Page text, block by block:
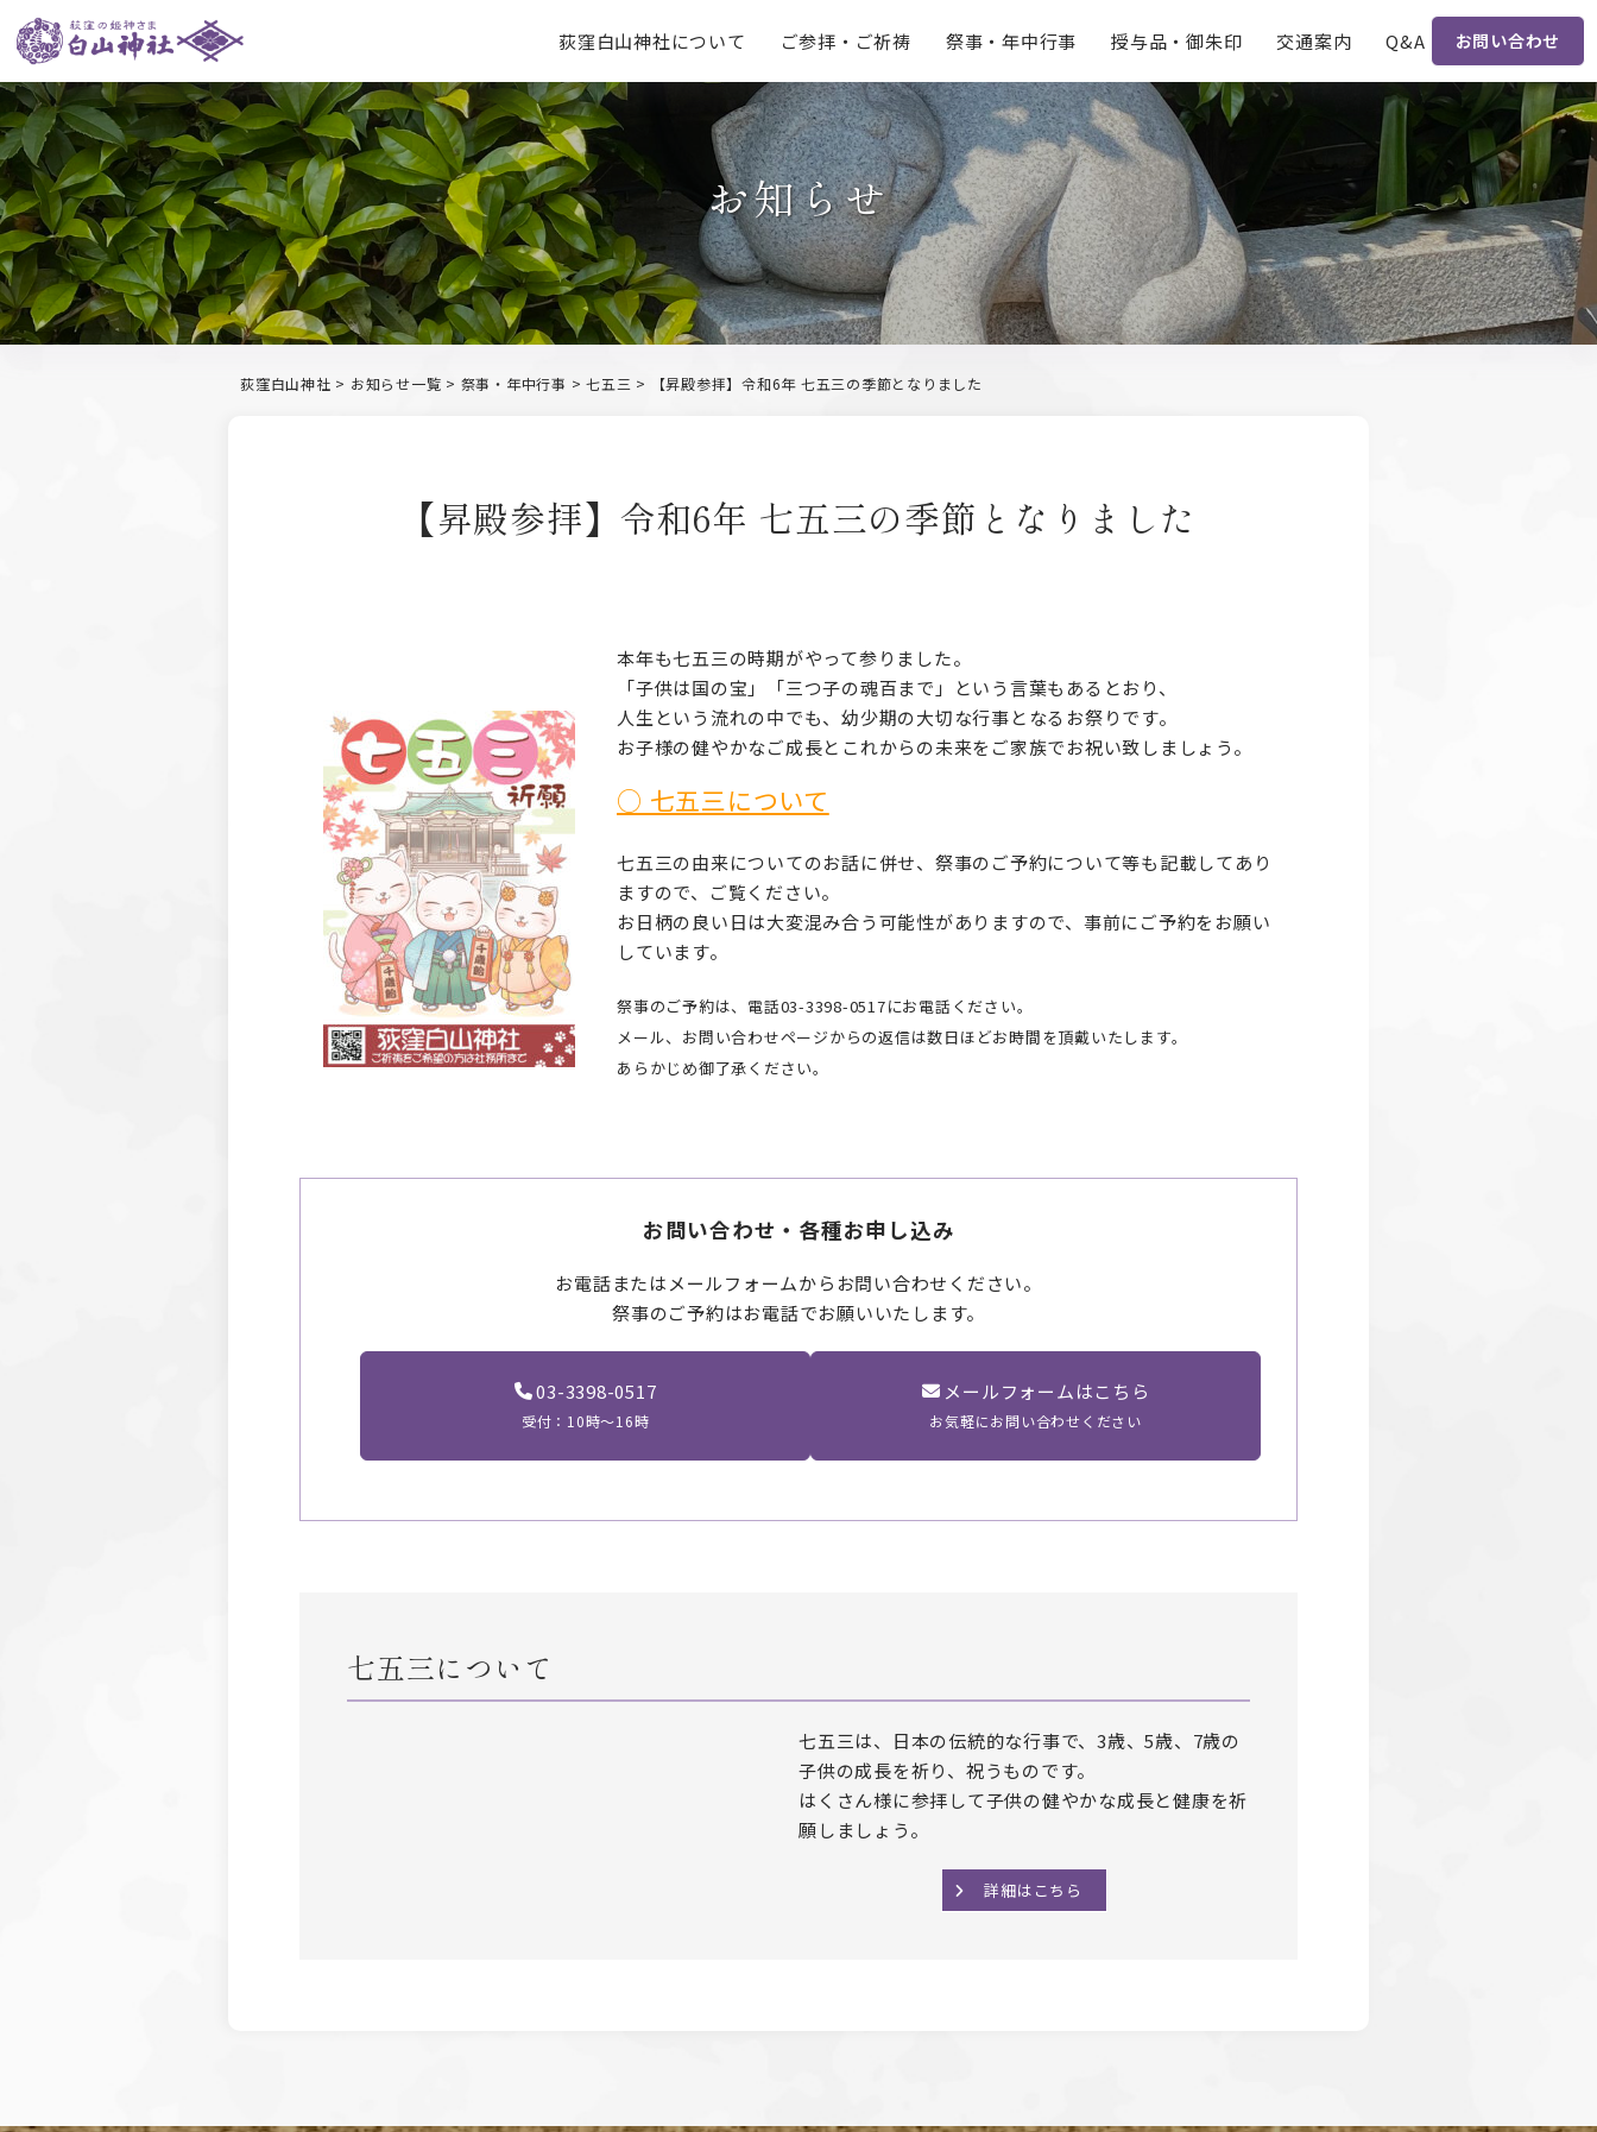
荻窪白山神社について ご参拝・ ご祈祷 祭事・ 年中行事 授与品・ 御朱印 交通案内 Q&A お問い合わせ
お知らせ
荻窪白山神社 > お知らせ一覧 > 祭事・年中行事 > 七五三 > 【昇殿参拝】令和6年 七五三の季節となりました
【昇殿参拝】令和6年 七五三の季節となりました
本年も七五三の時期がやって参りました。
「子供は国の宝」「三つ子の魂百まで」という言葉もあるとおり、
人生という流れの中でも、幼少期の大切な行事となるお祭りです。
お子様の健やかなご成長とこれからの未来をご家族でお祝い致しましょう。
○ 七五三について
七五三の由来についてのお話に併せ、祭事のご予約について等も記載してあり
ますので、ご覧ください。
お日柄の良い日は大変混み合う可能性がありますので、事前にご予約をお願い
しています。
祭事のご予約は、電話03-3398-0517にお電話ください。
メール、お問い合わせページからの返信は数日ほどお時間を頂戴いたします。
あらかじめ御了承ください。
お問い合わせ・各種お申し込み
お電話またはメールフォームからお問い合わせください。
祭事のご予約はお電話でお願いいたします。
03-3398-0517
受付：10時〜16時
メールフォームはこちら
お気軽にお問い合わせください
七五三について
七五三は、日本の伝統的な行事で、3歳、5歳、7歳の
子供の成長を祈り、祝うものです。
はくさん様に参拝して子供の健やかな成長と健康を祈
願しましょう。
詳細はこちら